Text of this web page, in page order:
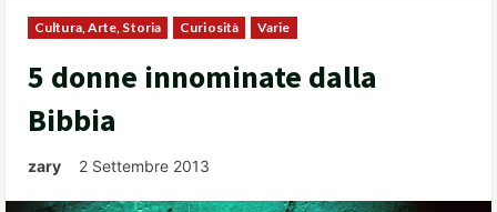
Cultura, Arte, Storia Curiosità Varie
5 donne innominate dalla
Bibbia
zary 2 Settembre 2013